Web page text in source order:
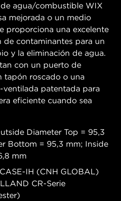
agua/combustible WIX
mejorada o un medio
proporciona una excelente
contaminantes para un
y la eliminación de agua.
con un puerto de
tapón roscado o una
patentada para
eficiente cuando sea
Diameter Top = 95,3
Bottom = 95,3 mm; Inside
mm
IH (CNH GLOBAL)
CR-Serie